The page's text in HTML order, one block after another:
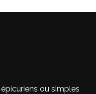
ou simples